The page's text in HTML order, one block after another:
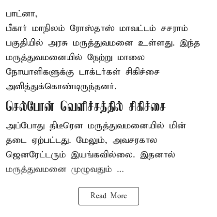
பாட்னா,
பீகார் மாநிலம் ரோஸ்தாஸ் மாவட்டம் சசராம்
பகுதியில் அரசு மருத்துவமனை உள்ளது. இந்த
மருத்துவமனையில் நேற்று மாலை
நோயாளிகளுக்கு டாக்டர்கள் சிகிச்சை
அளித்துக்கொண்டிருந்தனர்.
செல்போன் வெளிச்சத்தில் சிகிச்சை
அப்போது திடீரென மருத்துவமனையில் மின்
தடை ஏற்பட்டது. மேலும், அவசரகால
ஜெனரேட்டரும் இயங்கவில்லை. இதனால்
மருத்துவமனை முழுவதும் ...
Read More